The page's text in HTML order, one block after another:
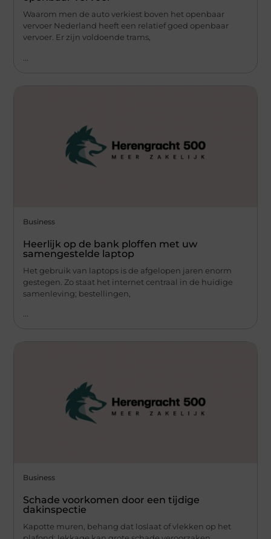
Waarom men de auto verkiest boven het openbaar
vervoer Nederland heeft een relatief goed openbaar
vervoer. Er zijn voldoende trams,
Business
Heerlijk op de bank ploffen met uw
samengestelde laptop
Het gebruik van laptops is de afgelopen jaren enorm
gestegen. Zo staat het internet centraal in de huidige
samenleving; bestellingen,
Business
Schade voorkomen door een tijdige
dakinspectie
Kapotte muren, behang dat loslaat of vlekken op het